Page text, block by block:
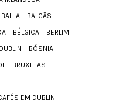
BAHIA
BALCÃS
BÉLGICA
BERLIM
BÓSNIA
BRUXELAS
EM DUBLIN